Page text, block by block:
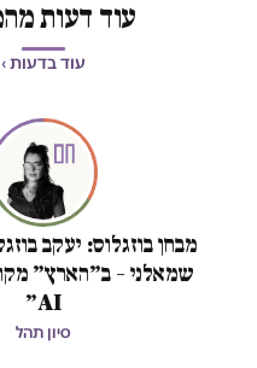
עוד דעות
עוד בדעות ›
מבחן בוזגלוס: יעקב
שמאלני – ב״הארץ״
AI״
סיון תהל